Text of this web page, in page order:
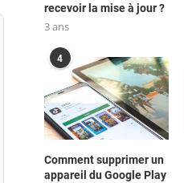
recevoir la mise à jour ?
3 ans
4
Comment supprimer un
appareil du Google Play